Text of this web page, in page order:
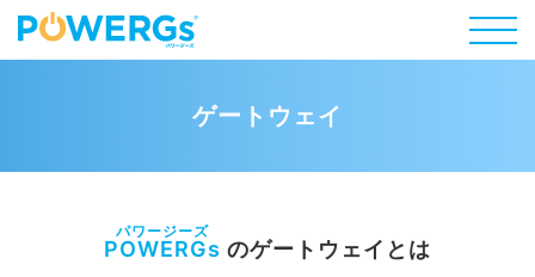
ゲートウェイ
POWERGs のゲートウェイとは